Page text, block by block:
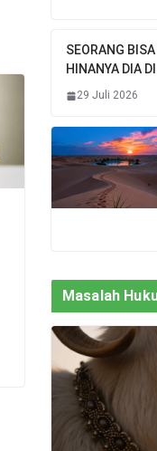
SEORANG
HINANYA DIA
29 Juli 2026
Masalah